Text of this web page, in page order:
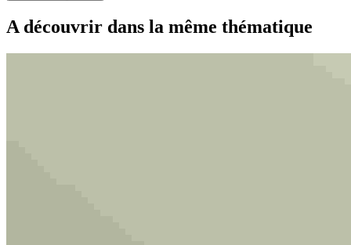
A découvrir dans la même thématique